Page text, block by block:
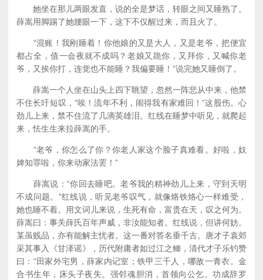
她坐在那儿两眼发直，说的全是梦话，转眼之间又睡熟了。
薛嵩用脚踢了她腰眼一下，这下不仅醒过来，而且火了。
“混账！我刚睡着！你他娘的又是大人，又是老爷，把便宜
都占全，值一会夜就不成吗？老娘又跪你，又拜你，又喊你老
爷，又挨你打，连觉也不能睡？我偏要睡！”说完她又睡倒了。
薛嵩一个人坐在山头上四下眺望，忽然一阵悲从中来，他禁
不住长吁短叹，“唉！流年不利，闹得我有家难回！”这股伤。心
劲儿上来，禁不住流了几滴英雄泪。红线在睡梦中听见，就爬起
来，怯生生来拉薛嵩的手。
“老爷，你怎么了你？你老人家这个脸子真难看。好啦，奴
婢知罪啦，你来动家法罢！”
薛嵩说：“你回去睡吧。老爷我的精神劲儿上来，守到天明
不成问题。”红线说，听见老爷叹气，就像烙铁烙心一样难受，
她也睡不着。用文词儿来说，生死有命，富贵在天，叹之何为。
薛嵩曰：事关薛氏百年声威，非汝能知者。红线说，但讲何妨。
某虽贱品，亦有能解主忧者。这一番对答名垂千古。唐才子袁郊
采其事入《甘泽谣》，历代附庸者如过江之鲫，清代才子乐钓赞
曰：“田家外宅男，薛家内记室；铁甲三千人，哪敌一青衣。金
合书生年，床头子夜失。强邻魂胆消，首领向公乞。功成辞罗